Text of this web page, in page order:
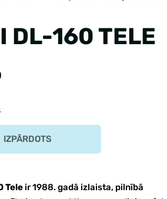
DL-160 TELE
IZPĀRDOTS
Teleir 1988. gadā izlaista, pilnībā